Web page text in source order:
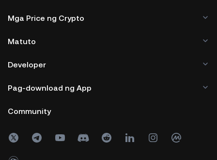
Mga Price ng Crypto
Matuto
Developer
Pag-download ng App
Community